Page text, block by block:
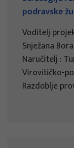
podravske
Voditelj
Snježana
Naručitelj :
Virovitičko-
Razdoblje